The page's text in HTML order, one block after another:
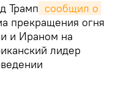
Трамп сообщил о
прекращения огня
и Ираном на
лидер